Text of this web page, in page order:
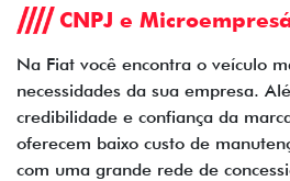
CNPJ e
Na Fiat você encontra o veículo
necessidades da sua empresa.
credibilidade e confiança da
oferecem baixo custo de
com uma grande rede de